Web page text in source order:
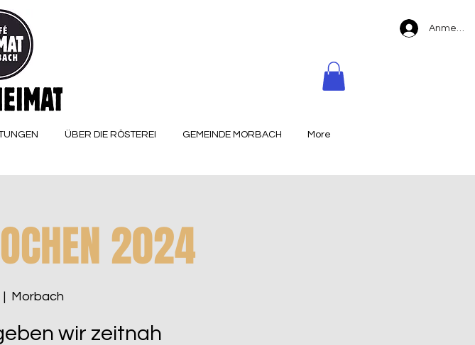
ÜBER DIE RÖSTEREI GEMEINDE MORBACH More
2024
|
Morbach
wir zeitnah